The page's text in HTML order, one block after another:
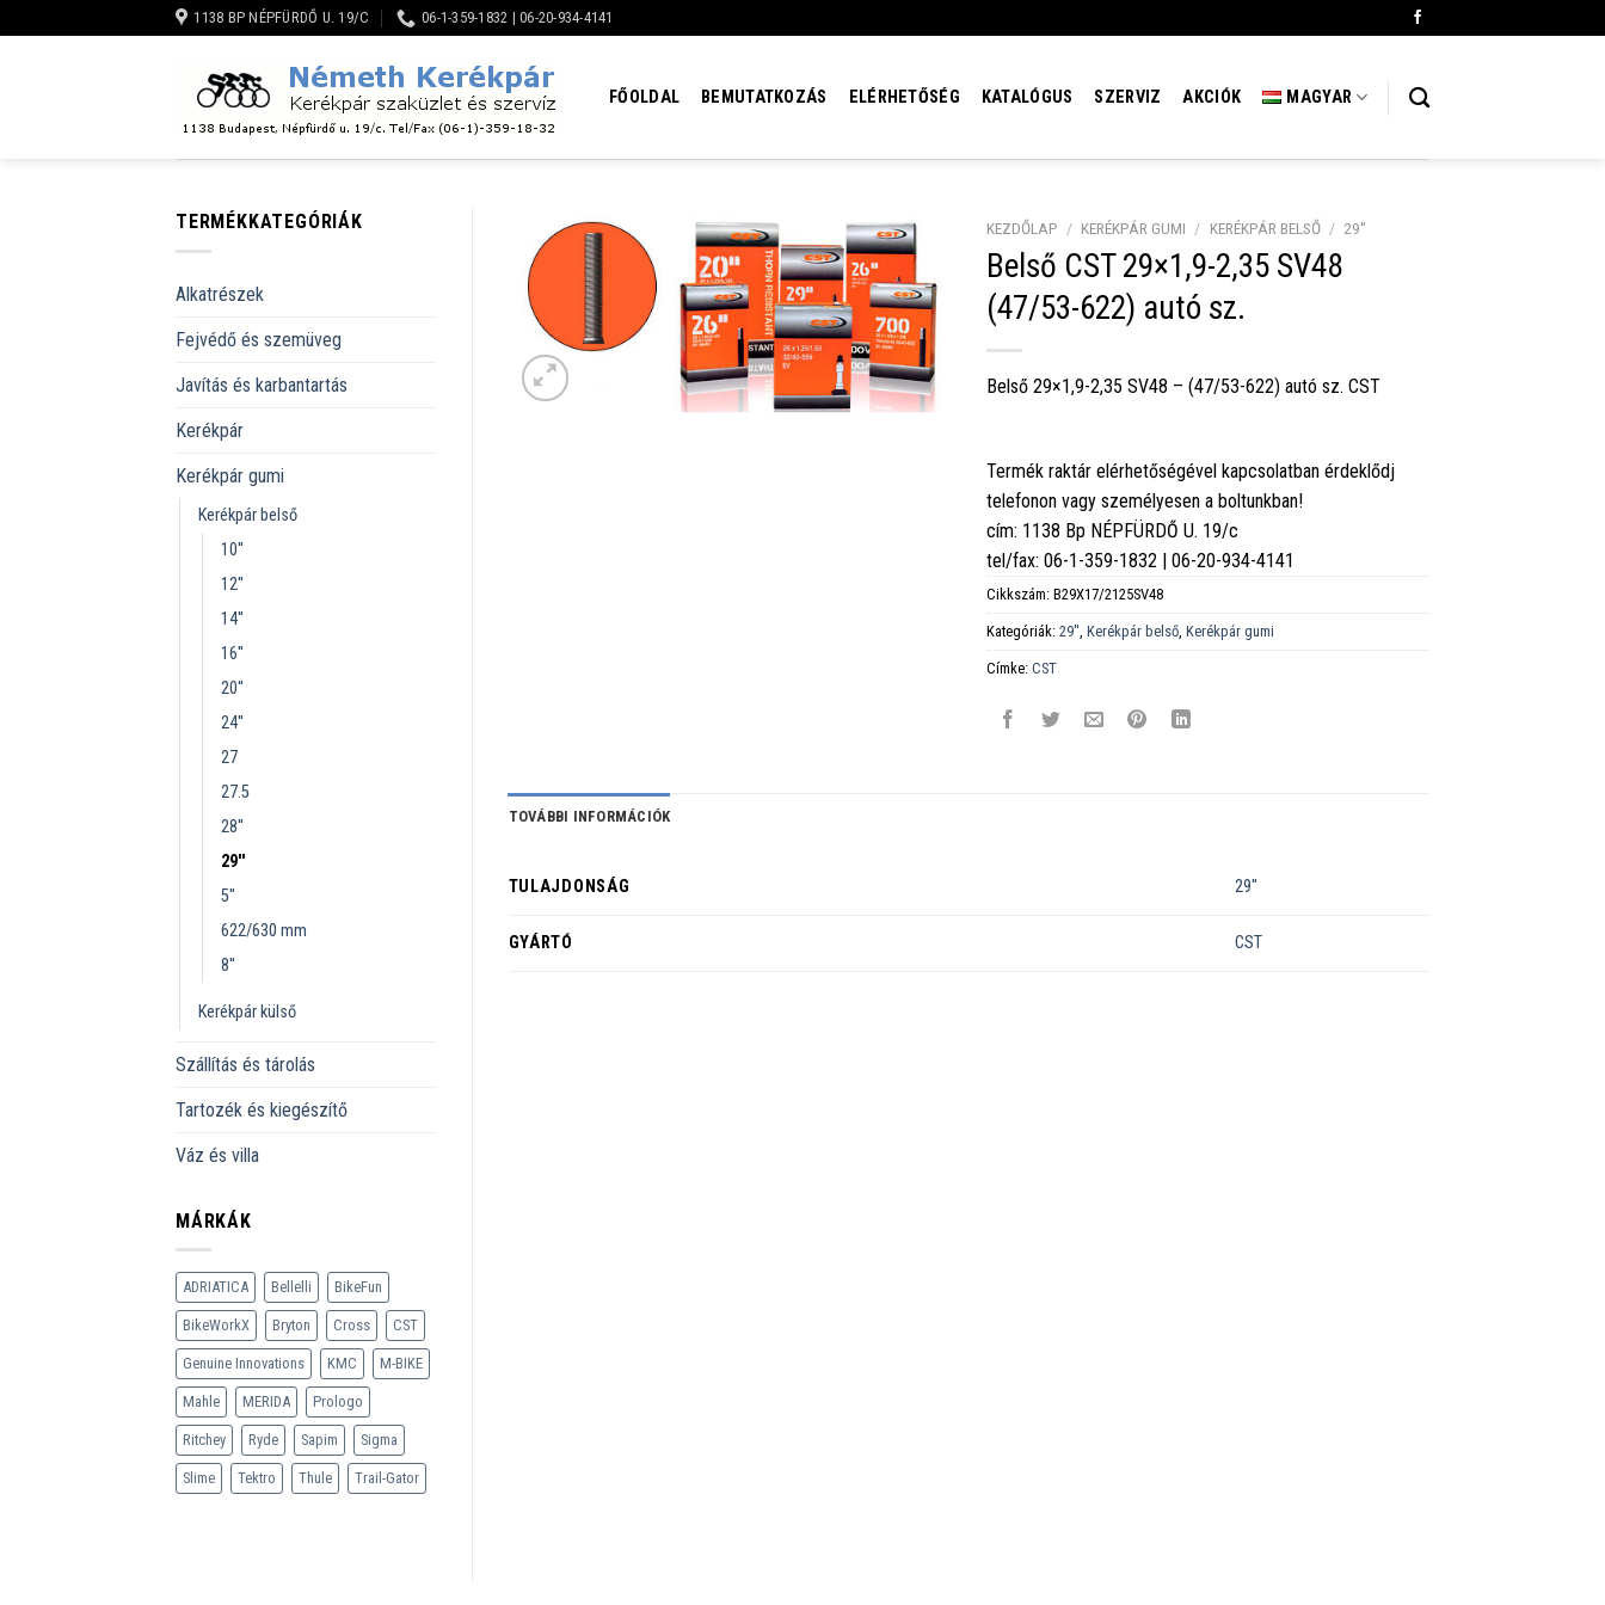
to
1138 BP NÉPFÜRDŐ U. 19/C 06-1-359-1832 | 06-20-934-4141
FŐOLDAL BEMUTATKOZÁS ELÉRHETŐSÉG KATALÓGUS SZERVIZ AKCIÓK MAGYAR
TERMÉKKATEGÓRIÁK
Alkatrészek
Fejvédő és szemüveg
Javítás és karbantartás
Kerékpár
Kerékpár gumi
Kerékpár belső
10''
12''
14''
16''
20''
24''
27
27.5
28''
29''
5''
622/630 mm
8''
Kerékpár külső
Szállítás és tárolás
Tartozék és kiegészítő
Váz és villa
MÁRKÁK
ADRIATICA Bellelli BikeFun
BikeWorkX Bryton Cross CST
Genuine Innovations KMC M-BIKE
Mahle MERIDA Prologo
Ritchey Ryde Sapim Sigma
Slime Tektro Thule Trail-Gator
KEZDŐLAP / KERÉKPÁR GUMI / KERÉKPÁR BELSŐ / 29''
Belső CST 29×1,9-2,35 SV48
(47/53-622) autó sz.
Belső 29×1,9-2,35 SV48 – (47/53-622) autó sz. CST
Termék raktár elérhetőségével kapcsolatban érdeklődj
telefonon vagy személyesen a boltunkban!
cím: 1138 Bp NÉPFÜRDŐ U. 19/c
tel/fax: 06-1-359-1832 | 06-20-934-4141
Cikkszám:B29X17/2125SV48
Kategóriák:29'' ,Kerékpár belső ,Kerékpár gumi
Címke:CST
TOVÁBBI INFORMÁCIÓK
TULAJDONSÁG 29''
GYÁRTÓ CST